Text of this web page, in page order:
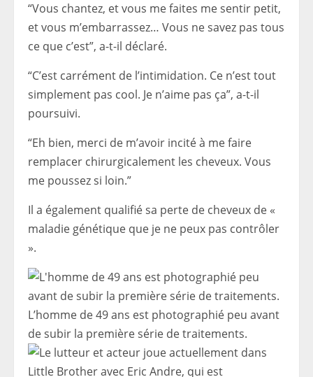
“Vous chantez, et vous me faites me sentir petit,
et vous m’embarrassez… Vous ne savez pas tous
ce que c’est”, a-t-il déclaré.
“C’est carrément de l’intimidation. Ce n’est tout
simplement pas cool. Je n’aime pas ça”, a-t-il
poursuivi.
“Eh bien, merci de m’avoir incité à me faire
remplacer chirurgicalement les cheveux. Vous
me poussez si loin.”
Il a également qualifié sa perte de cheveux de «
maladie génétique que je ne peux pas contrôler
».
L’homme de 49 ans est photographié peu avant
de subir la première série de traitements.